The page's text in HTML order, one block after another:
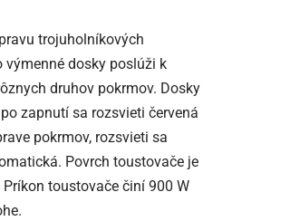
trojuholníkových
výmenné dosky poslúži k
druhov pokrmov. Dosky
zapnutí sa rozsvieti červená
pokrmov, rozsvieti sa
Povrch toustovače je
toustovače činí 900 W